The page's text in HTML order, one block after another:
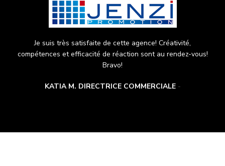
Je suis très satisfaite de cette agence! Créativité,
compétences et efficacité de réaction sont au rendez-vous!
Bravo!
KATIA M. DIRECTRICE COMMERCIALE